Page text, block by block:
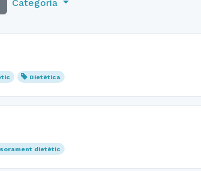
Categoría
Dietètica
dietètic